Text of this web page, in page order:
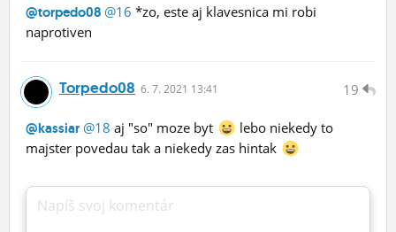
@torpedo08 @16 *zo, este aj klavesnica mi robi
naprotiven
19
Torpedo08 6. 7. 2021 13:41
@kassiar @18 aj "so" moze byt
lebo niekedy to
majster povedau tak a niekedy zas hintak
Napíš svoj komentár